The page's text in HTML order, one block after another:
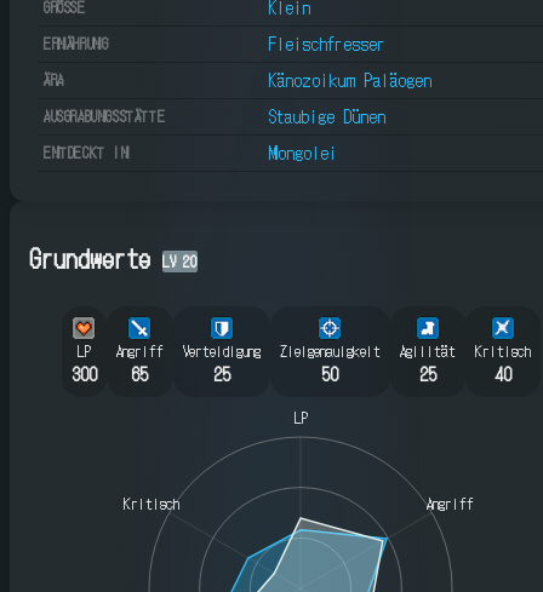
GRÖSSE Klein
ERNÄHRUNG Fleischfresser
ÄRA Känozoikum Paläogen
AUSGRABUNGSSTÄTTE Staubige Dünen
ENTDECKT IN Mongolei
Grundwerte LV 20
LP
300
Angriff
65
Verteidigung
25
Zielgenauigkeit
50
Agilität
25
Kritisch
40
LP
Angriff
Kritisch